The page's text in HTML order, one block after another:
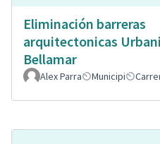
Eliminación barreras
arquitectonicas
Bellamar
Alex Parra Municipi